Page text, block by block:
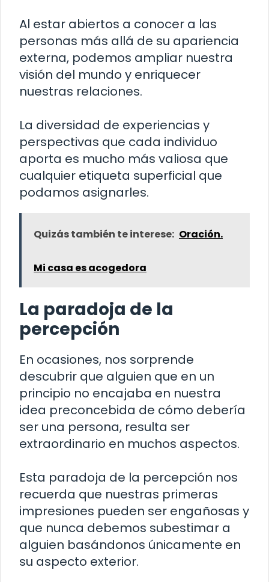
Al estar abiertos a conocer a las
personas más allá de su apariencia
externa, podemos ampliar nuestra
visión del mundo y enriquecer
nuestras relaciones.
La diversidad de experiencias y
perspectivas que cada individuo
aporta es mucho más valiosa que
cualquier etiqueta superficial que
podamos asignarles.
Quizás también te interese: Oración.
Mi casa es acogedora
La paradoja de la
percepción
En ocasiones, nos sorprende
descubrir que alguien que en un
principio no encajaba en nuestra
idea preconcebida de cómo debería
ser una persona, resulta ser
extraordinario en muchos aspectos.
Esta paradoja de la percepción nos
recuerda que nuestras primeras
impresiones pueden ser engañosas y
que nunca debemos subestimar a
alguien basándonos únicamente en
su aspecto exterior.